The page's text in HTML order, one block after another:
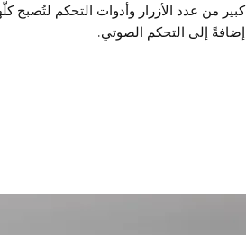
كبير من عدد الأزرار وأدوات التحكم لتُصبح
إضافةً إلى التحكم الصوتي.